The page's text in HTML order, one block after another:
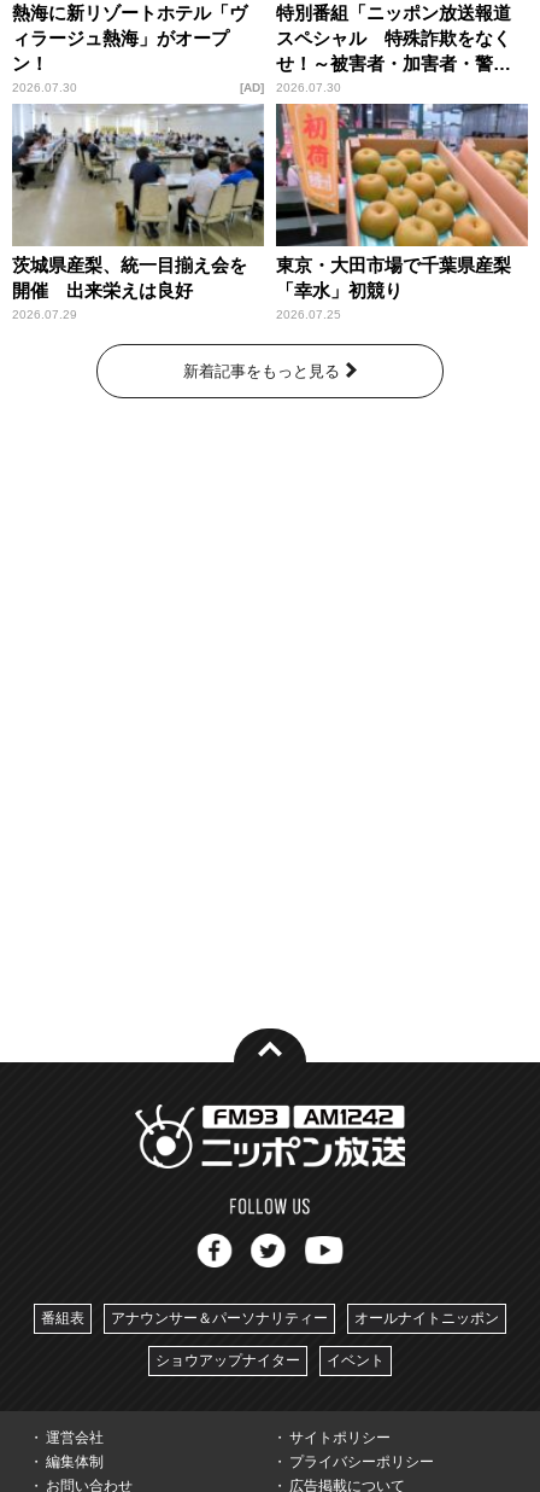
熱海に新リゾートホテル「ヴ
ィラージュ熱海」がオープ
ン！
2026.07.30 AD
特別番組「ニッポン放送報道
スペシャル 特殊詐欺をなく
せ！～被害者・加害者・警視
庁が語るトクリュウの実態
～」放送
2026.07.30
茨城県産梨、統一目揃え会を
開催 出来栄えは良好
2026.07.29
東京・大田市場で千葉県産梨
「幸水」初競り
2026.07.25
新着記事をもっと見る
番組表 アナウンサー＆パーソナリティー オールナイトニッポン
ショウアップナイター イベント
運営会社
サイトポリシー
編集体制
プライバシーポリシー
お問い合わせ
広告掲載について